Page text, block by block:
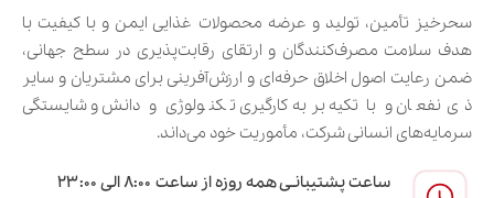
سحرخیز تأمین، تولید و عرضه محصولات غذایی ایمن و با کیفیت با
هدف سلامت مصرف‌کنندگان و ارتقای رقابت‌پذیری در سطح جهانی،
ضمن رعایت اصول اخلاق حرفه‌ای و ارزش‌آفرینی برای مشتریان و سایر
ذی‌نفعان و با تکیه بر به‌کارگیری تکنولوژی و دانش و شایستگی
سرمایه‌های انسانی شرکت، مأموریت خود می‌داند.
ساعت پشتیبانـی همه روزه از ساعت ۸:۰۰ الی ۲۳:۰۰